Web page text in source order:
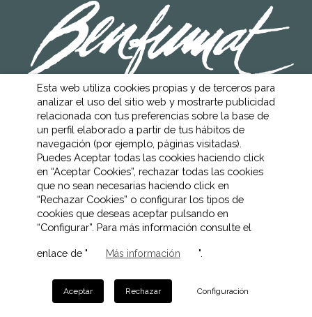
AVISO LEGAL
POLÍTICA DE COOKIES
POLÍTICA DE PRIVACIDAD
CANAL ÉTICO
Esta web utiliza cookies propias y de terceros para
analizar el uso del sitio web y mostrarte publicidad
relacionada con tus preferencias sobre la base de
un perfil elaborado a partir de tus hábitos de
navegación (por ejemplo, páginas visitadas).
Puedes Aceptar todas las cookies haciendo click
en “Aceptar Cookies”, rechazar todas las cookies
que no sean necesarias haciendo click en
“Rechazar Cookies” o configurar los tipos de
cookies que deseas aceptar pulsando en
“Configurar”. Para más información consulte el
enlace de " Más información ".
Aceptar Rechazar Configuración